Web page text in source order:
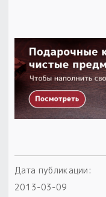
Дата публикации:
2013-03-09